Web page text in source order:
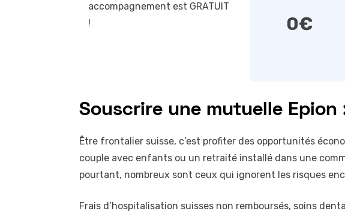
accompagnement est GRATUIT
!
0€
Souscrire une mutuelle
Être frontalier suisse, c’est profiter des opportunités
couple avec enfants ou un retraité installé dans une
pourtant, nombreux sont ceux qui ignorent les risques
Frais d’hospitalisation suisses non remboursés, soins